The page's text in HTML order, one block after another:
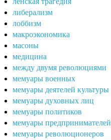
либерализм
лоббизм
макроэкономика
масоны
медицина
между двумя революциями
мемуары военных
мемуары деятелей культуры
мемуары духовных лиц
мемуары политиков
мемуары предпринимателей
мемуары революционеров